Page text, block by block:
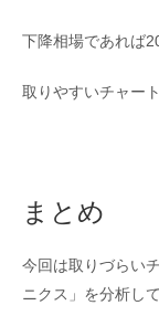
下降相場であれば
取りやすいチャー
まとめ
今回は取りづらい
ニクス」を分析し